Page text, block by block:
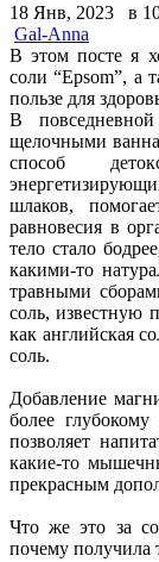
18 Янв, 2023 в
Gal-Anna
В этом посте я
соли “Epsom”, а
пользе для
В
щелочными
способ
шлаков,
равновесия в
тело стало
какими-то
травными
соль, известную
как английская
соль.
Добавление
более
позволяет
какие-то
прекрасным
Что же это за
почему получила